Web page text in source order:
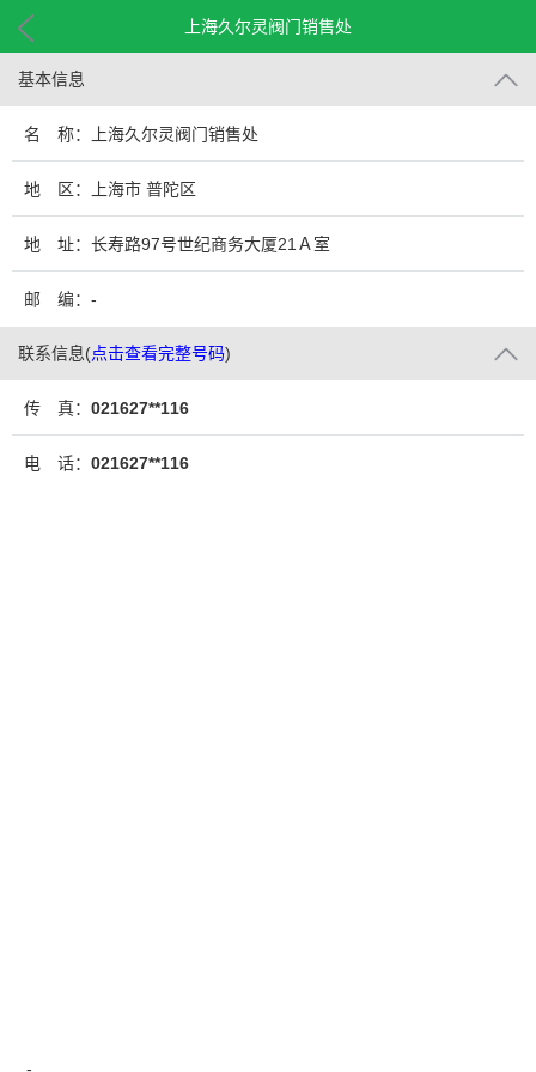
上海久尔灵阀门销售处
基本信息
名 称：上海久尔灵阀门销售处
地 区：上海市 普陀区
地 址：长寿路97号世纪商务大厦21Ａ室
邮 编：-
联系信息(点击查看完整号码)
传 真： 021627**116
电 话： 021627**116